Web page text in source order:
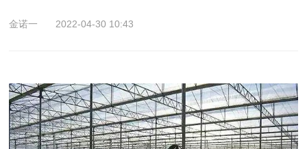
金诺一 2022-04-30 10:43